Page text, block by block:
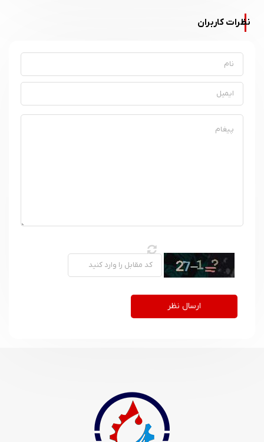
نظرات کاربران
ارسال نظر